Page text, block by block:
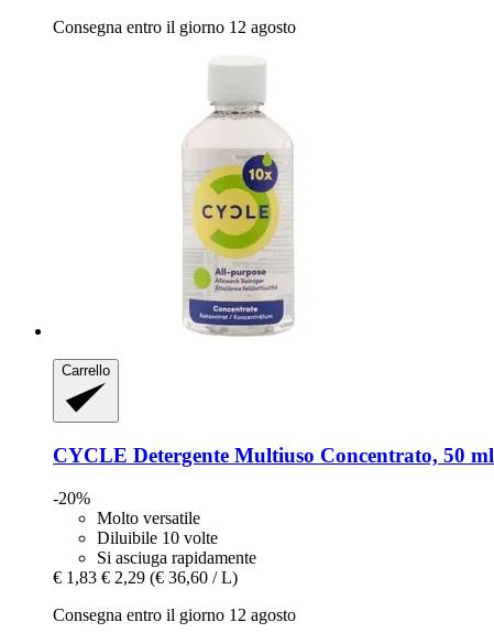
Consegna entro il giorno 12 agosto
Carrello
CYCLE Detergente Multiuso Concentrato, 50 ml
-20%
Molto versatile
Diluibile 10 volte
Si asciuga rapidamente
€ 1,83 € 2,29 (€ 36,60 / L)
Consegna entro il giorno 12 agosto